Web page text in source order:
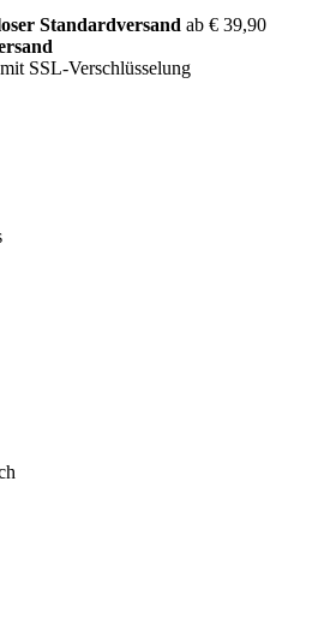
Standardversand ab € 39,90
mit SSL-Verschlüsselung